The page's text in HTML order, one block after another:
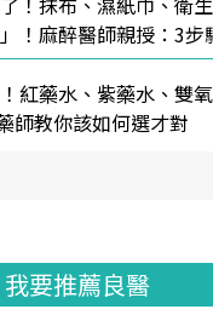
！麻醉醫師親授：3步
紅藥水、紫藥水、雙
師教你該如何選才對
我要推薦良醫